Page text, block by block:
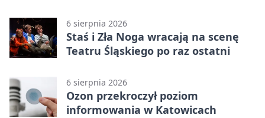
rundy kwalifikacyjnej
6 sierpnia 2026
Staś i Zła Noga wracają na scenę
Teatru Śląskiego po raz ostatni
6 sierpnia 2026
Ozon przekroczył poziom
informowania w Katowicach